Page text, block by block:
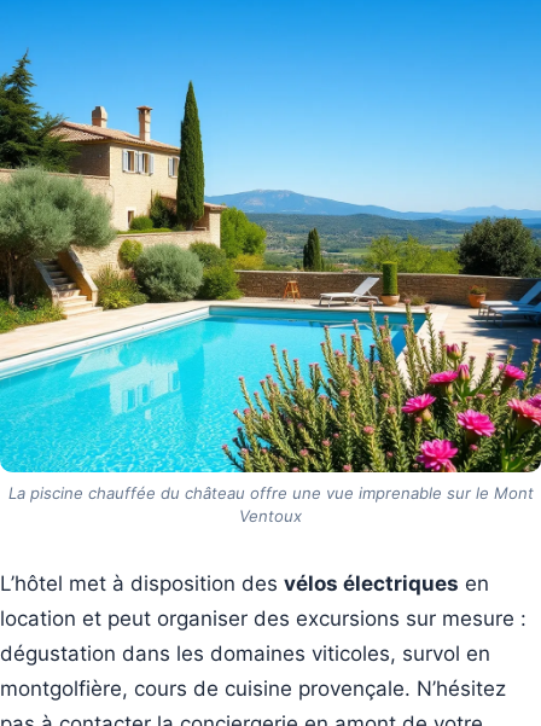
La piscine chauffée du château offre une vue imprenable sur le Mont
Ventoux
L’hôtel met à disposition des vélos électriques en
location et peut organiser des excursions sur mesure :
dégustation dans les domaines viticoles, survol en
montgolfière, cours de cuisine provençale. N’hésitez